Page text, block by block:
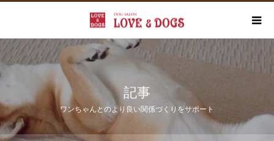
記事
ワンちゃんとのより良い関係づくりをサポート